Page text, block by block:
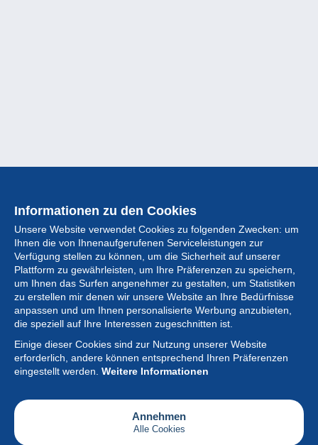
Informationen zu den Cookies
Unsere Website verwendet Cookies zu folgenden Zwecken: um
Ihnen die von Ihnenaufgerufenen Serviceleistungen zur
Verfügung stellen zu können, um die Sicherheit auf unserer
Plattform zu gewährleisten, um Ihre Präferenzen zu speichern,
um Ihnen das Surfen angenehmer zu gestalten, um Statistiken
zu erstellen mir denen wir unsere Website an Ihre Bedürfnisse
anpassen und um Ihnen personalisierte Werbung anzubieten,
die speziell auf Ihre Interessen zugeschnitten ist.
Einige dieser Cookies sind zur Nutzung unserer Website
erforderlich, andere können entsprechend Ihren Präferenzen
eingestellt werden. Weitere Informationen
Annehmen
Alle Cookies
Sammlung
Neuigkeiten
Artikel
Gesellschaft
Serviceleistungen